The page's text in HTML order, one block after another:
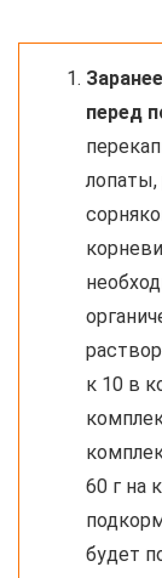
перед
лопаты,
к 10 в
60 г на
будет